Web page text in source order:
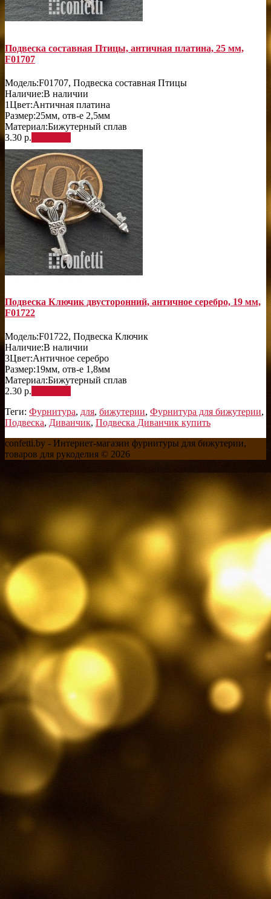
Подвеска составная Птицы, античная платина, 25 мм,
F01707
Модель:F01707, Подвеска составная Птицы
Наличие:В наличии
1Цвет:Античная платина
Размер:25мм, отв-е 2,5мм
Материал:Бижутерный сплав
3.30 р.
Подвеска Ключик двусторонний, античное серебро, 19 мм,
F01722
Модель:F01722, Подвеска Ключик
Наличие:В наличии
3Цвет:Античное серебро
Размер:19мм, отв-е 1,8мм
Материал:Бижутерный сплав
2.30 р.
Теги: Фурнитура, для, бижутерии, Фурнитура для бижутерии,
Подвеска, Диванчик, Подвеска Диванчик купить
confetti.by - Интернет-магазин фурнитуры для бижутерии,
товаров для рукоделия © 2026